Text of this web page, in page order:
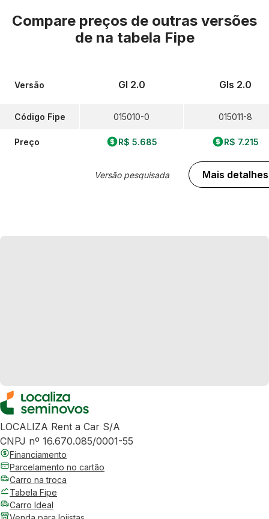
Compare preços de outras versões
de na tabela Fipe
Versão
Código Fipe
Preço
Gl 2.0
015010-0
R$ 5.685
Versão pesquisada
Gls 2.0
015011-8
R$ 7.215
Mais detalhes
LOCALIZA Rent a Car S/A
CNPJ nº 16.670.085/0001-55
Financiamento
Parcelamento no cartão
Carro na troca
Tabela Fipe
Carro Ideal